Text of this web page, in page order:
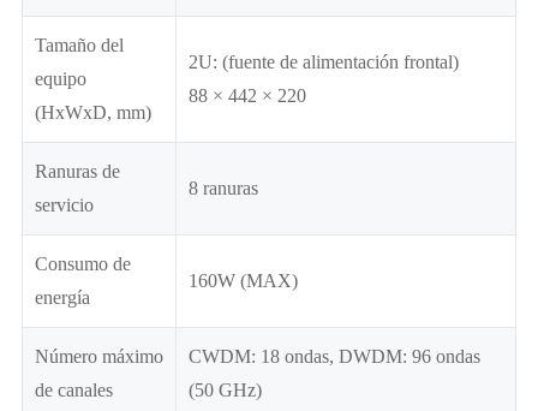
Tamaño del
equipo
(HxWxD, mm)
2U: (fuente de alimentación frontal)
88 × 442 × 220
Ranuras de
servicio
8 ranuras
Consumo de
energía
160W (MAX)
Número máximo
de canales
CWDM: 18 ondas, DWDM: 96 ondas
(50 GHz)